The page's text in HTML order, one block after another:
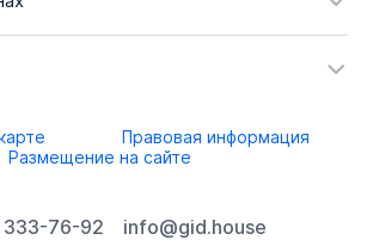
Правовая информация
Размещение на сайте
76-92 info@gid.house